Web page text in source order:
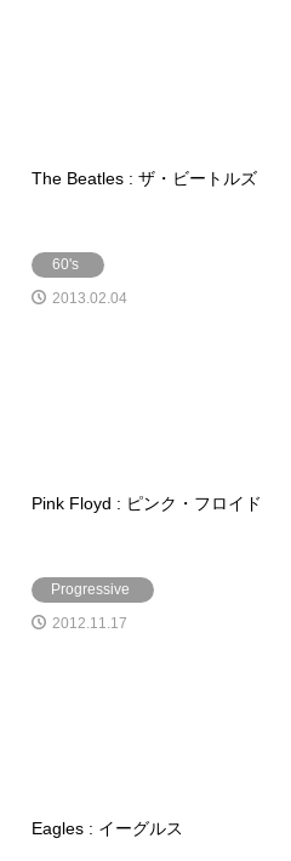
The Beatles : ザ・ビートルズ
60's
2013.02.04
Pink Floyd : ピンク・フロイド
Progressive
2012.11.17
Eagles : イーグルス